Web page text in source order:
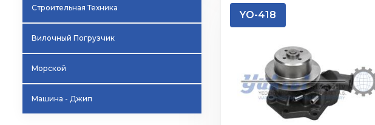
Строительная Техника
Вилочный Погрузчик
Морской
Машина - Джип
YO-418